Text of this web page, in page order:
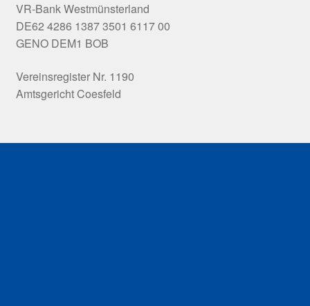
VR-Bank Westmünsterland
DE62 4286 1387 3501 6117 00
GENO DEM1 BOB
Vereinsregister Nr. 1190
Amtsgericht Coesfeld